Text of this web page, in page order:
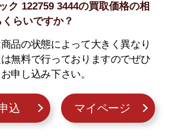
ク 122759 3444の買取価格の相
らいですか？
品の状態によって大きく異なり
無料で行っておりますのでぜひ
申し込み下さい。
込 マイページ